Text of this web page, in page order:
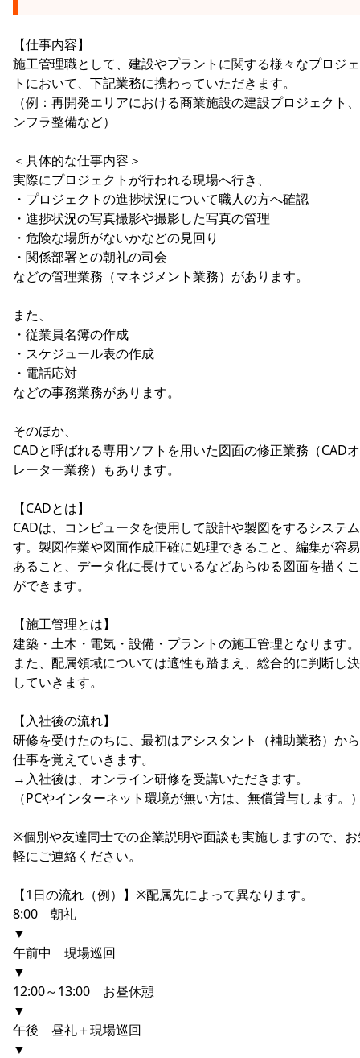
【仕事内容】
施工管理職として、建設やプラントに関する様々なプロジ
トにおいて、下記業務に携わっていただきます。
（例：再開発エリアにおける商業施設の建設プロジェクト
ンフラ整備など）
＜具体的な仕事内容＞
実際にプロジェクトが行われる現場へ行き、
・プロジェクトの進捗状況について職人の方へ確認
・進捗状況の写真撮影や撮影した写真の管理
・危険な場所がないかなどの見回り
・関係部署との朝礼の司会
などの管理業務（マネジメント業務）があります。
また、
・従業員名簿の作成
・スケジュール表の作成
・電話応対
などの事務業務があります。
そのほか、
CADと呼ばれる専用ソフトを用いた図面の修正業務（CAD
レーター業務）もあります。
【CADとは】
CADは、コンピュータを使用して設計や製図をするシステ
す。製図作業や図面作成正確に処理できること、編集が容
あること、データ化に長けているなどあらゆる図面を描く
ができます。
【施工管理とは】
建築・土木・電気・設備・プラントの施工管理となります。
また、配属領域については適性も踏まえ、総合的に判断し
していきます。
【入社後の流れ】
研修を受けたのちに、最初はアシスタント（補助業務）か
仕事を覚えていきます。
→入社後は、オンライン研修を受講いただきます。
（PCやインターネット環境が無い方は、無償貸与します。
※個別や友達同士での企業説明や面談も実施しますので、
軽にご連絡ください。
【1日の流れ（例）】※配属先によって異なります。
8:00 朝礼
▼
午前中 現場巡回
▼
12:00～13:00 お昼休憩
▼
午後 昼礼＋現場巡回
▼